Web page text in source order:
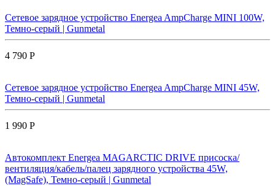
Сетевое зарядное устройство Energea AmpCharge MINI 100W,
Темно-серый | Gunmetal
4 790 Р
Сетевое зарядное устройство Energea AmpCharge MINI 45W,
Темно-серый | Gunmetal
1 990 Р
Автокомплект Energea MAGARCTIC DRIVE присоска/
вентиляция/кабель/палец зарядного устройства 45W,
(MagSafe), Темно-серый | Gunmetal